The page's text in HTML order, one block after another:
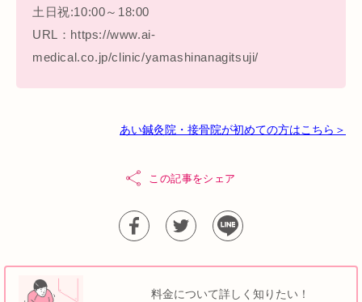
土日祝:10:00～18:00
URL：https://www.ai-
medical.co.jp/clinic/yamashinanagitsuji/
あい鍼灸院・接骨院が初めての方はこちら＞
この記事をシェア
料金について詳しく知りたい！